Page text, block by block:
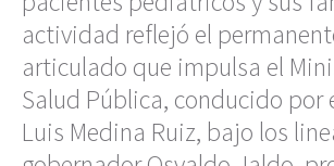
actividad reflejó el
articulado que impulsa el
Salud Pública, conducido por
Luis Medina Ruiz, bajo los